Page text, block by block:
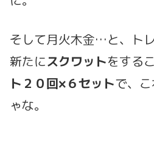
そして月火木金…と、ト
新たにスクワットをする
ト２０回×６セットで、
ゃな。